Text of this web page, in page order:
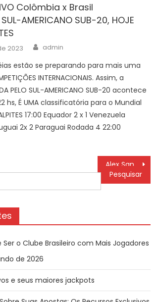
Colômbia x Brasil
AMERICANO SUB-20, HOJE
2023 Author
admin
estão se preparando para mais uma
INTERNACIONAIS. Assim, a
PELO SUL-AMERICANO SUB-20 acontece
hs, É UMA classificatória para o Mundial
17:00 Equador 2 x 1 Venezuela
2x 2 Paraguai Rodada 4 22:00
Ser o Clube Brasileiro com Mais Jogadores
de 2026
e seus maiores jackpots